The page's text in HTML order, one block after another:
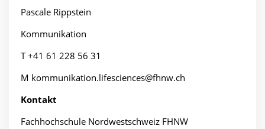
Pascale Rippstein
Kommunikation
T +41 61 228 56 31
M kommunikation.lifesciences@fhnw.ch
Kontakt
Fachhochschule Nordwestschweiz FHNW